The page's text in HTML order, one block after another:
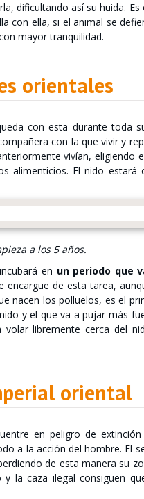
dificultando así su huida.
con ella, si el animal se
mayor tranquilidad.
orientales
con esta durante toda
con la que vivir y
vivían, eligiendo
alimenticios. El nido estará
a los 5 años.
en un periodo que
de esta tarea,
nacen los polluelos, es el
y el que va a pujar más
libremente cerca del
oriental
en peligro de
a la acción del hombre. El
de esta manera su
la caza ilegal consiguen